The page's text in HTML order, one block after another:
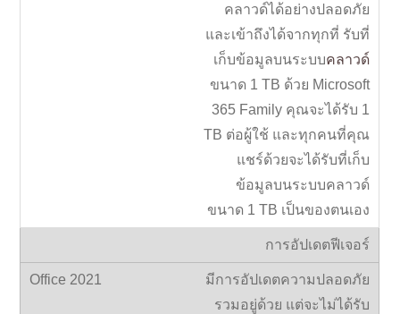
คลาวด์ได้อย่างปลอดภัย
และเข้าถึงได้จากทุกที่ รับที่
เก็บข้อมูลบนระบบคลาวด์
ขนาด 1 TB ด้วย Microsoft
365 Family คุณจะได้รับ 1
TB ต่อผู้ใช้ และทุกคนที่คุณ
แชร์ด้วยจะได้รับที่เก็บ
ข้อมูลบนระบบคลาวด์
ขนาด 1 TB เป็นของตนเอง
การอัปเดตฟีเจอร์
มีการอัปเดตความปลอดภัย
รวมอยู่ด้วย แต่จะไม่ได้รับ